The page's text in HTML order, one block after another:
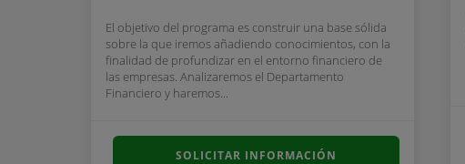
El objetivo del programa es construir una base sólida
sobre la que iremos añadiendo conocimientos, con la
finalidad de profundizar en el entorno financiero de
las empresas. Analizaremos el Departamento
Financiero y haremos...
SOLICITAR INFORMACIÓN